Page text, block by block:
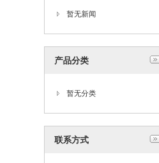
暂无新闻
产品分类
暂无分类
联系方式